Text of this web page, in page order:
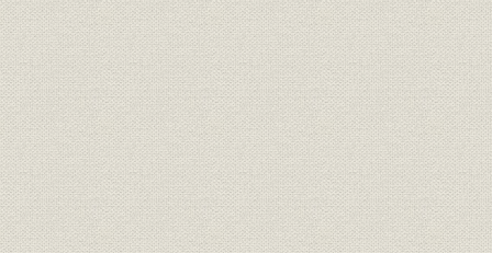
農業;財務・業績 単位農業会主要勘定
昭和21年
(1947年)3
農業;財務・業績 県農業会主要勘定
昭和21年
(1947年)3
財務・業績 金庫主要勘定
昭和21年
(1947年)3